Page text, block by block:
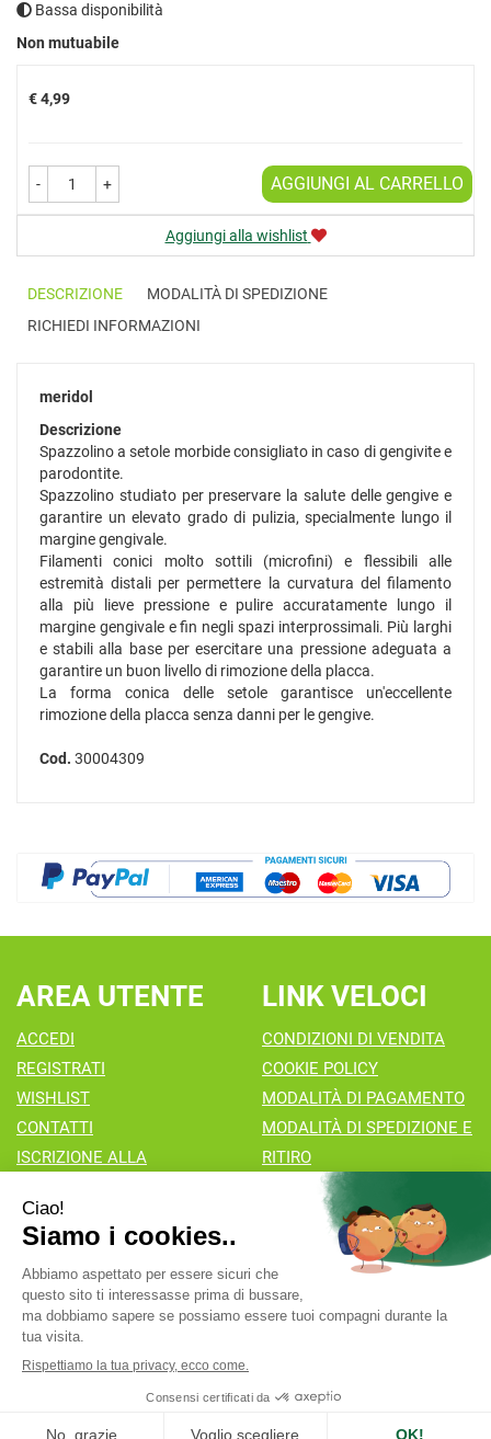
Bassa disponibilità
Non mutuabile
Prezzo
€ 4,99
- + AGGIUNGI AL CARRELLO
Aggiungi alla wishlist
DESCRIZIONE
MODALITÀ DI SPEDIZIONE
RICHIEDI INFORMAZIONI
meridol
Descrizione
Spazzolino a setole morbide consigliato in caso di gengivite e
parodontite.
Spazzolino studiato per preservare la salute delle gengive e
garantire un elevato grado di pulizia, specialmente lungo il
margine gengivale.
Filamenti conici molto sottili (microfini) e flessibili alle
estremità distali per permettere la curvatura del filamento
alla più lieve pressione e pulire accuratamente lungo il
margine gengivale e fin negli spazi interprossimali. Più larghi
e stabili alla base per esercitare una pressione adeguata a
garantire un buon livello di rimozione della placca.
La forma conica delle setole garantisce un'eccellente
rimozione della placca senza danni per le gengive.
Cod. 30004309
AREA UTENTE
ACCEDI
REGISTRATI
WISHLIST
CONTATTI
ISCRIZIONE ALLA
LINK VELOCI
CONDIZIONI DI VENDITA
COOKIE POLICY
MODALITÀ DI PAGAMENTO
MODALITÀ DI SPEDIZIONE E
RITIRO
Farmacia Valaperta Dr. Antonio Pipia
- Via Natale Perego 7
20069 Vaprio d'Adda (MI)
info@farmaciavalaperta.it|Tel.: 02 90 94 880| P.Iva:
Prenofa
Web DesignFulcri srl